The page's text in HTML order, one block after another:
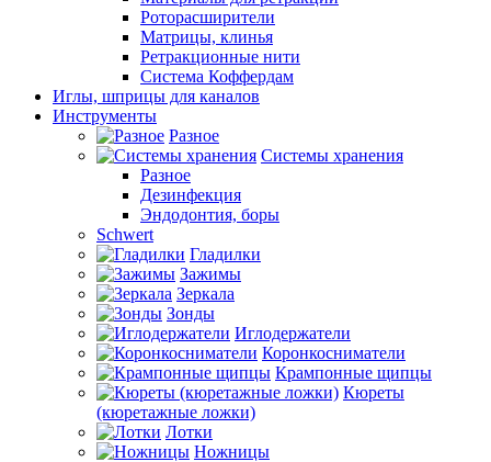
Роторасширители
Матрицы, клинья
Ретракционные нити
Система Коффердам
Иглы, шприцы для каналов
Инструменты
Разное
Системы хранения
Разное
Дезинфекция
Эндодонтия, боры
Schwert
Гладилки
Зажимы
Зеркала
Зонды
Иглодержатели
Коронкосниматели
Крампонные щипцы
Кюреты
(кюретажные ложки)
Лотки
Ножницы